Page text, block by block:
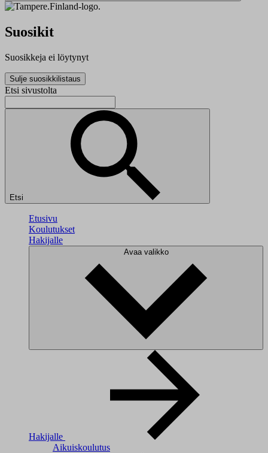
Suosikit
Suosikkeja ei löytynyt
Sulje suosikkilistaus
Etsi sivustolta
Etsi
Etusivu
Koulutukset
Hakijalle
Avaa valikko
Hakijalle
Aikuiskoulutus